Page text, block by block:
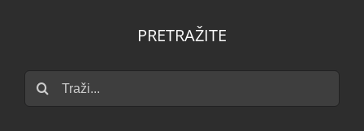
PRETRAŽITE
Traži...